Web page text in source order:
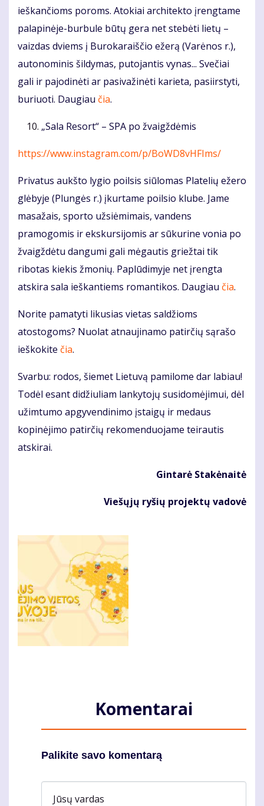
ieškančioms poroms. Atokiai architekto įrengtame
palapinėje-burbule būtų gera net stebėti lietų –
vaizdas dviems į Burokaraiščio ežerą (Varėnos r.),
autonominis šildymas, putojantis vynas... Svečiai
gali ir pajodinėti ar pasivažinėti karieta, pasiirstyti,
buriuoti. Daugiau čia.
„Sala Resort“ – SPA po žvaigždėmis
https://www.instagram.com/p/BoWD8vHFIms/
Privatus aukšto lygio poilsis siūlomas Platelių ežero
glėbyje (Plungės r.) įkurtame poilsio klube. Jame
masažais, sporto užsiėmimais, vandens
pramogomis ir ekskursijomis ar sūkurine vonia po
žvaigždėtu dangumi gali mėgautis griežtai tik
ribotas kiekis žmonių. Paplūdimyje net įrengta
atskira sala ieškantiems romantikos. Daugiau čia.
Norite pamatyti likusias vietas saldžioms
atostogoms? Nuolat atnaujinamo patirčių sąrašo
ieškokite čia.
Svarbu: rodos, šiemet Lietuvą pamilome dar labiau!
Todėl esant didžiuliam lankytojų susidomėjimui, dėl
užimtumo apgyvendinimo įstaigų ir medaus
kopinėjimo patirčių rekomenduojame teirautis
atskirai.
Gintarė Stakėnaitė
Viešųjų ryšių projektų vadovė
Komentarai
Palikite savo komentarą
Jūsų vardas